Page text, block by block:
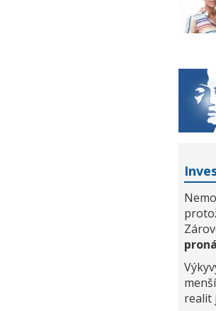
realit